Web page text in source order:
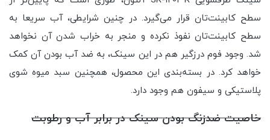
سطح کابینت‌تان قرار می‌گیرد. در چنین شرایطی، آب سریعا به
سطح کابینت‌تان نفوذ نکرده و منجر به خراب شدن آن نخواهد
شد. وجود فوم درزگیر هم در این سینک، به ضد آب بودن آن کمک
خواهد کرد. در بسته‌بندی این محصول، همچنین سبد میوه شوی
پلاستیکی و سیفون هم وجود دارد.
خاصیت ضدزنگ بودن سینک در برابر آب و رطوبت